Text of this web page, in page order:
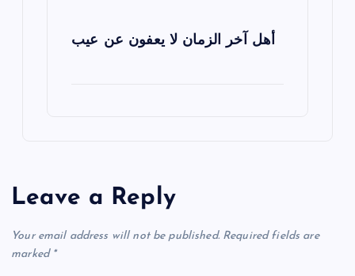
أهل آخر الزمان لا يعفون عن عيب
Leave a Reply
Your email address will not be published. Required fields are
marked *